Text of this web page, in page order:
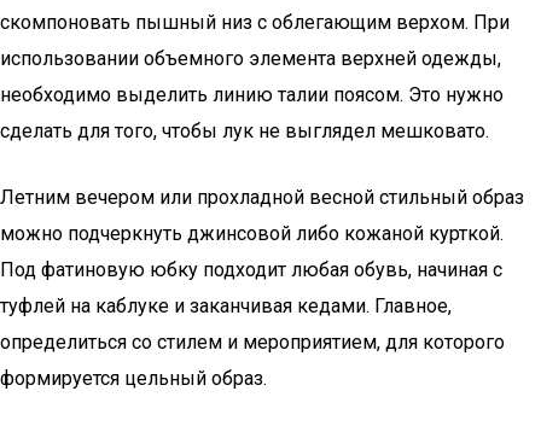
скомпоновать пышный низ с облегающим верхом. При
использовании объемного элемента верхней одежды,
необходимо выделить линию талии поясом. Это нужно
сделать для того, чтобы лук не выглядел мешковато.
Летним вечером или прохладной весной стильный образ
можно подчеркнуть джинсовой либо кожаной курткой.
Под фатиновую юбку подходит любая обувь, начиная с
туфлей на каблуке и заканчивая кедами. Главное,
определиться со стилем и мероприятием, для которого
формируется цельный образ.